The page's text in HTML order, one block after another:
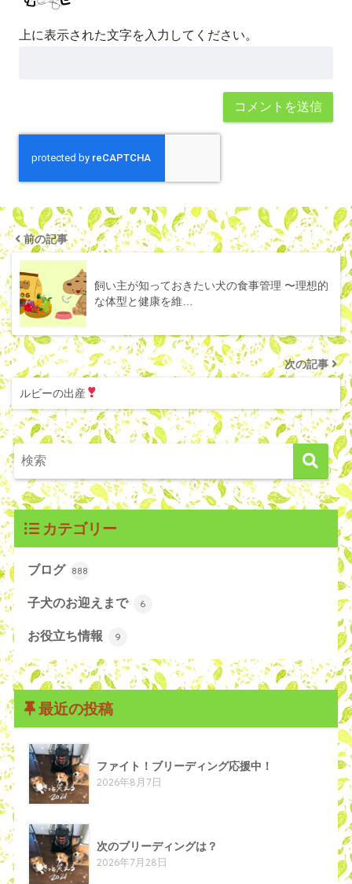
上に表示された文字を入力してください。
前の記事
飼い主が知っておきたい犬の食事管理 〜理想的
な体型と健康を維…
次の記事
ルビーの出産
カテゴリー
ブログ 888
子犬のお迎えまで 6
お役立ち情報 9
最近の投稿
ファイト！ブリーディング応援中！
2026年8月7日
次のブリーディングは？
2026年7月28日